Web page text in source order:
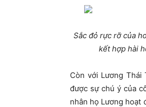
Sắc đỏ rực rỡ của
kết hợp hài
Còn với Lương
được sự chú ý của
nhân họ Lương hoạt